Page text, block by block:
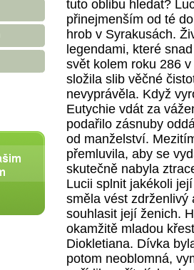
tuto oblibu hledat?
přinejmenším od té
hrob v Syrakusách.
legendami, které
svět kolem roku 286
složila slib věčné
nevyprávěla. Když
Eutychie vdát za
podařilo zásnuby
od manželství.
přemluvila, aby se
skutečně nabyla
Lucii splnit jakékoli
směla vést zdrženlivý
souhlasit její ženich.
okamžitě mladou
Diokletiana. Dívka
potom neoblomná,